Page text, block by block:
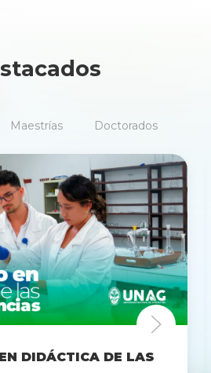
Maestrías Doctorados
DIDÁCTICA DE LAS